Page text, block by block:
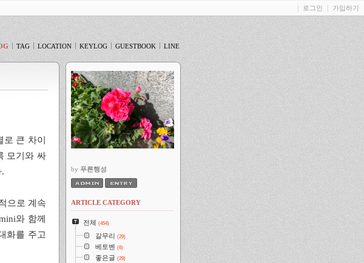
TAG LOCATION KEYLOG GUESTBOOK LINE
큰 차이
모기와 싸
으로 계속
와 함께
화를 주고
by 푸른행성
ARTICLE CATEGORY
전체 (454)
갈무리 (29)
베토벤 (6)
좋은글 (29)
로그인 가입하기